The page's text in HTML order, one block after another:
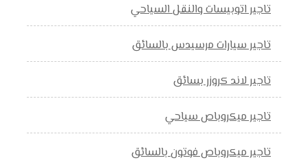
تاجير اتوبيسات والنقل السياحي
تاجير سيارات مرسيدس بالسائق
تاجير لاند كروزر بسائق
تاجير ميكروباص سياحي
تاجير ميكروباص فوتون بالسائق